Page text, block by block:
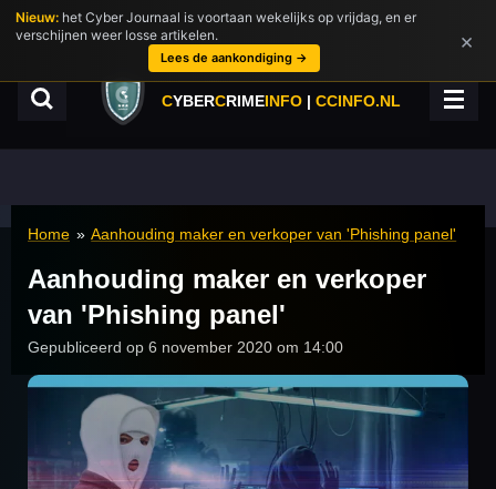
Ga
direct
hoofdinhoud
CYBERCRIMEINFO | CCINFO.NL
Home » Aanhouding maker en verkoper van 'Phishing panel'
Aanhouding maker en verkoper
van 'Phishing panel'
Gepubliceerd op 6 november 2020 om 14:00
Nieuw: het Cyber Journaal is voortaan wekelijks op vrijdag, en er
verschijnen weer losse artikelen.
Lees de aankondiging →
×